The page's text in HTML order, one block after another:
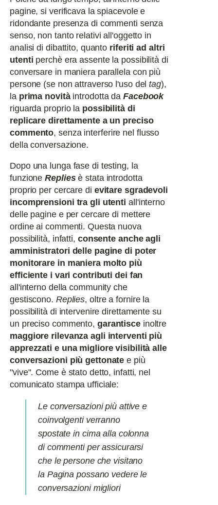
pagine, si verificava la spiacevole e
ridondante presenza di commenti senza
senso, non tanto relativi all'oggetto in
analisi di dibattito, quanto riferiti ad altri
utenti perchè era assente la possibilità di
conversare in maniera parallela con più
persone (se non attraverso l'uso deltag),
la prima novitàintrodotta daFacebook
riguarda proprio la possibilità di
replicare direttamente a un preciso
commento, senza interferire nel flusso
della conversazione.
Dopo una lunga fase di testing, la
funzioneReplies è stata introdotta
proprio per cercare di evitare sgradevoli
incomprensioni tra gli utenti all'interno
delle pagine e per cercare di mettere
ordine ai commenti. Questa nuova
possibilità, infatti, consente anche agli
amministratori delle pagine di poter
monitorare in maniera molto più
efficiente i vari contributi dei fan
all'interno della community che
gestiscono. Replies, oltre a fornire la
possibilità di intervenire direttamente su
un preciso commento, garantisce inoltre
maggiore rilevanza agli interventi più
apprezzati e una migliore visibilità alle
conversazioni più gettonate e più
"vive". Come è stato detto, infatti, nel
comunicato stampa ufficiale:
Le conversazioni più attive e
coinvolgenti verranno
spostate in cima alla colonna
di commenti per assicurarsi
che le persone che visitano
la Pagina possano vedere le
conversazioni migliori